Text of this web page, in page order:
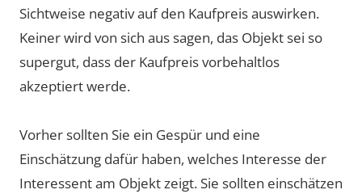
Sichtweise negativ auf den Kaufpreis auswirken.
Keiner wird von sich aus sagen, das Objekt sei so
supergut, dass der Kaufpreis vorbehaltlos
akzeptiert werde.
Vorher sollten Sie ein Gespür und eine
Einschätzung dafür haben, welches Interesse der
Interessent am Objekt zeigt. Sie sollten einschätzen